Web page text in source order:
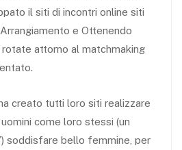
il siti di incontri online siti
e Ottenendo
attorno al matchmaking
creato tutti loro siti realizzare
come loro stessi (un
soddisfare bello femmine, per